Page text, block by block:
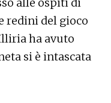
redini del gioco
ha avuto
si è intascata